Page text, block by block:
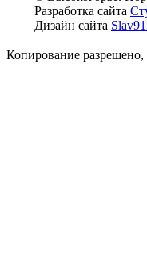
Разработка сайта
Дизайн сайта
Копирование разрешено,